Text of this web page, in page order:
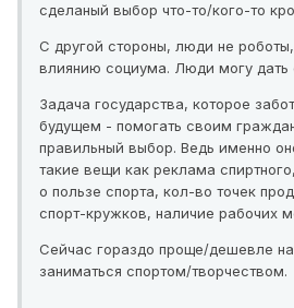
сделаный выбор что-то/кого-то
С другой стороны, люди не
влиянию социума. Люди могу дать
Задача государства, которое
будущем - помогать своим
правильный выбор. Ведь именно
такие вещи как реклама
о пользе спорта, кол-во точек
спорт-кружков, наличие рабочих
Сейчас гораздо проще/дешевле
заниматься спортом/творчеством.